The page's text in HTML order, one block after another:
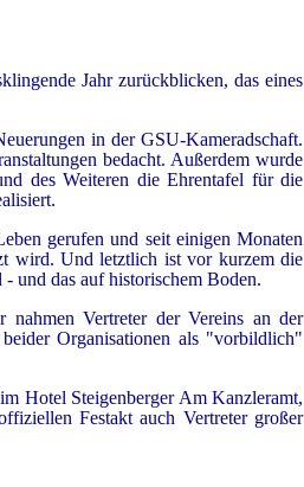
Jahr zurückblicken, das eines
in der GSU-Kameradschaft.
bedacht. Außerdem wurde
des Weiteren die Ehrentafel für die
gerufen und seit einigen Monaten
wird. Und letztlich ist vor kurzem die
und das auf historischem Boden.
nahmen Vertreter der Vereins an der
Organisationen als "vorbildlich"
Hotel Steigenberger Am Kanzleramt,
Festakt auch Vertreter großer